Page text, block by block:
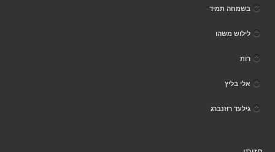
בשמחה תמיד
לילוש משהו
רות
אלי בליץ
גילעד רוזנברג